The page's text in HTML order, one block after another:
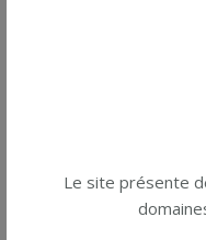
Le site présente